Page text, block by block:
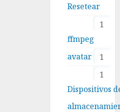
Resetear
1
ffmpeg
1
avatar
1
Dispositivos